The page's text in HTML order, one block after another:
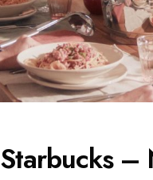
Starbucks –